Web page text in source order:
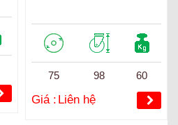
75 98 60
Giá : Liên hệ